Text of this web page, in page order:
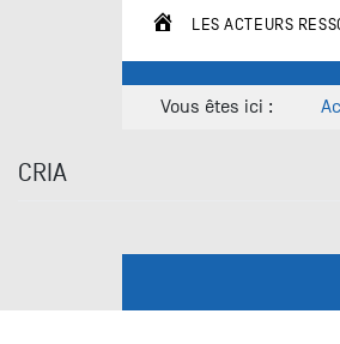
ACCUEIL
LES ACTEURS
Vous êtes ici :
CRIA